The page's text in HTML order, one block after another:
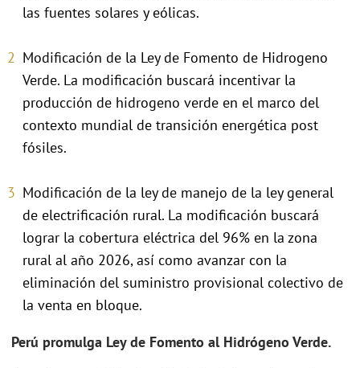
las fuentes solares y eólicas.
Modificación de la Ley de Fomento de Hidrogeno
Verde. La modificación buscará incentivar la
producción de hidrogeno verde en el marco del
contexto mundial de transición energética post
fósiles.
Modificación de la ley de manejo de la ley general
de electrificación rural. La modificación buscará
lograr la cobertura eléctrica del 96% en la zona
rural al año 2026, así como avanzar con la
eliminación del suministro provisional colectivo de
la venta en bloque.
Perú promulga Ley de Fomento al Hidrógeno Verde.